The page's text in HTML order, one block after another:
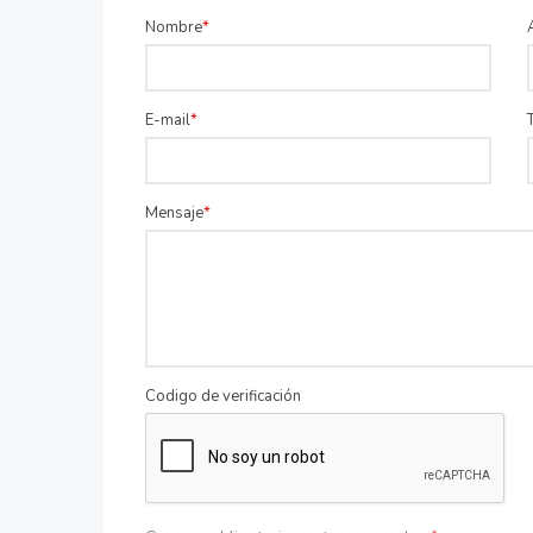
Nombre
E-mail
Mensaje
Codigo de verificación